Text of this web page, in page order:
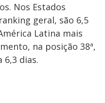
Nos Estados
geral, são 6,5
Latina mais
na posição 38ª,
dias.